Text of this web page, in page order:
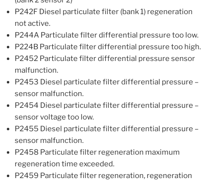
P242F Diesel particulate filter (bank 1) regeneration
not active.
P244A Particulate filter differential pressure too low.
P224B Particulate filter differential pressure too high.
P2452 Particulate filter differential pressure sensor
malfunction.
P2453 Diesel particulate filter differential pressure –
sensor malfunction.
P2454 Diesel particulate filter differential pressure –
sensor voltage too low.
P2455 Diesel particulate filter differential pressure –
sensor malfunction.
P2458 Particulate filter regeneration maximum
regeneration time exceeded.
P2459 Particulate filter regeneration, regeneration